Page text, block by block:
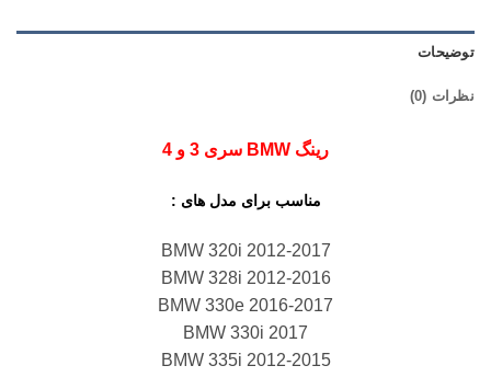
توضیحات
نظرات (0)
رینگ BMW سری 3 و 4
مناسب برای مدل های :
BMW 320i 2012-2017
BMW 328i 2012-2016
BMW 330e 2016-2017
BMW 330i 2017
BMW 335i 2012-2015